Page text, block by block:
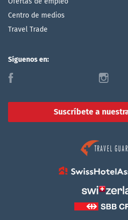
Centro de medios
Travel Trade
Síguenos en:
f i
Suscríbete a